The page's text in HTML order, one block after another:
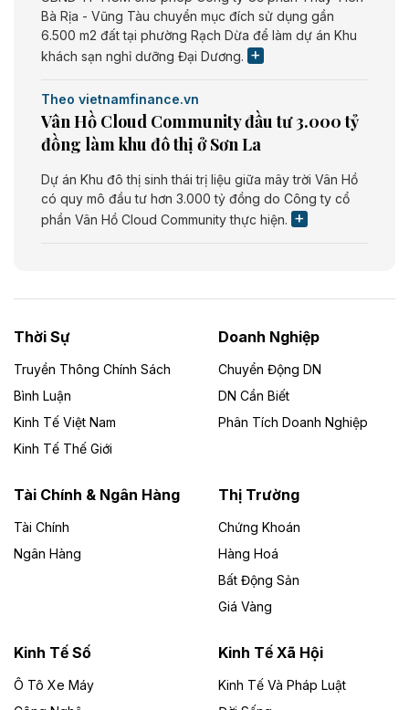
Bà Rịa - Vũng Tàu chuyển mục đích sử dụng gần
6.500 m2 đất tại phường Rạch Dừa để làm dự án Khu
khách sạn nghỉ dưỡng Đại Dương.
Theo vietnamfinance.vn
Vân Hồ Cloud Community đầu tư 3.000 tỷ
đồng làm khu đô thị ở Sơn La
Dự án Khu đô thị sinh thái trị liệu giữa mây trời Vân Hồ
có quy mô đầu tư hơn 3.000 tỷ đồng do Công ty cổ
phần Vân Hồ Cloud Community thực hiện.
Dự án Nhà máy xử lý rác và phát điện Bắc Giang do
Công ty TNHH Năng lượng môi trường Bắc Giang làm
Theo vietnamfinance.vn
Đức Long Gia Lai mở rộng ‘hệ sinh thái’
Lai
Bốn doanh nghiệp có sự góp vốn của Công ty Cổ
phần Tập đoàn Đức Long Gia Lai (HoSE: DLG) được
Gia Lai với tổng vốn hơn 4.750 tỷ đồng.
Đồng Nai cho thuê gần 59 ha đất làm khu
công nghiệp ở Long Thành
Thời Sự
Truyền Thông Chính Sách
Bình Luận
Kinh Tế Việt Nam
Kinh Tế Thế Giới
Doanh Nghiệp
Chuyển Động DN
DN Cần Biết
Phân Tích Doanh Nghiệp
Tài Chính & Ngân Hàng
Tài Chính
Ngân Hàng
Thị Trường
Chứng Khoán
Hàng Hoá
Bất Động Sản
Giá Vàng
Kinh Tế Số
Ô Tô Xe Máy
Kinh Tế Xã Hội
Kinh Tế Và Pháp Luật